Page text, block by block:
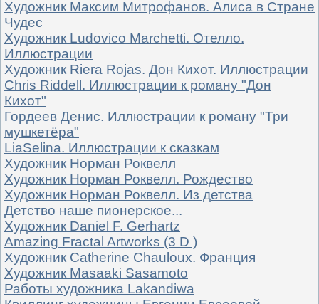
Художник Максим Митрофанов. Алиса в Стране
Чудес
Художник Ludovico Marchetti. Отелло.
Иллюстрации
Художник Riera Rojas. Дон Кихот. Иллюстрации
Chris Riddell. Иллюстрации к роману "Дон
Кихот"
Гордеев Денис. Иллюстрации к роману "Три
мушкетёра"
LiaSelina. Иллюстрации к сказкам
Художник Норман Роквелл
Художник Норман Роквелл. Рождество
Художник Норман Роквелл. Из детства
Детство наше пионерское...
Художник Daniel F. Gerhartz
Amazing Fractal Artworks (3 D )
Художник Catherine Chauloux. Франция
Художник Masaaki Sasamoto
Работы художника Lakandiwa